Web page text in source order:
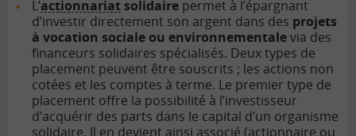
L’actionnariat solidaire permet à l’épargnant
d’investir directement son argent dans des projets
à vocation sociale ou environnementalevia des
financeurs solidaires spécialisés. Deux types de
placement peuvent être souscrits ; les actions non
cotées et les comptes à terme. Le premier type de
placement offre la possibilité à l’investisseur
d’acquérir des parts dans le capital d’un organisme
solidaire. Il en devient ainsi associé (actionnaire ou